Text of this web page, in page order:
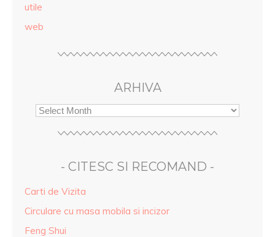
utile
web
ARHIVA
- CITESC SI RECOMAND -
Carti de Vizita
Circulare cu masa mobila si incizor
Feng Shui